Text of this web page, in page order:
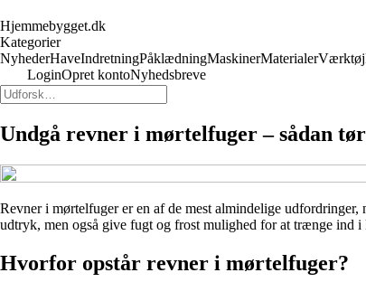
Hjemmebygget.dk
Kategorier
NyhederHaveIndretningPåklædningMaskinerMaterialerVærktøj
LoginOpret kontoNyhedsbreve
Undgå revner i mørtelfuger – sådan
Revner i mørtelfuger er en af de mest almindelige
udtryk, men også give fugt og frost mulighed for at trænge ind
Hvorfor opstår revner i mørtelfuger?